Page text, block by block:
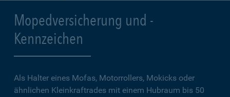
Mopedversicherung und -
Kennzeichen
Als Halter eines Mofas, Motorrollers, Mokicks oder
ähnlichen Kleinkraftrades mit einem Hubraum bis 50